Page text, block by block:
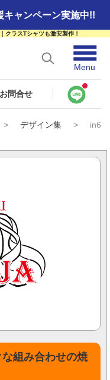
キャンペーン実施中!!
クラスTシャツも激安製作！
☰
Menu
問合せ
> デザイン集 > in6
組み合わせの焼